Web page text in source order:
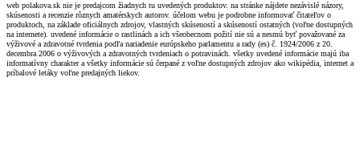
web polakova.sk nie je predajcom žiadnych tu uvedených produktov. na stránke nájdete nezávislé názory,
skúsenosti a recenzie rôznych amatérskych autorov. účelom webu je podrobne informovať čitateľov o
produktoch, na základe oficiálnych zdrojov, vlastných skúseností a skúseností ostatných (voľne dostupných
na internete). uvedené informácie o rastlinách a ich všeobecnom požití nie sú a nesmú byť považované za
výživové a zdravotné tvrdenia podľa nariadenie európskeho parlamentu a rady (es) č. 1924/2006 z 20.
decembra 2006 o výživových a zdravotných tvrdeniach o potravinách. všetky uvedené informácie majú iba
informatívny charakter a všetky informácie sú čerpané z voľne dostupných zdrojov ako wikipédia, internet a
príbalové letáky voľne predajných liekov.